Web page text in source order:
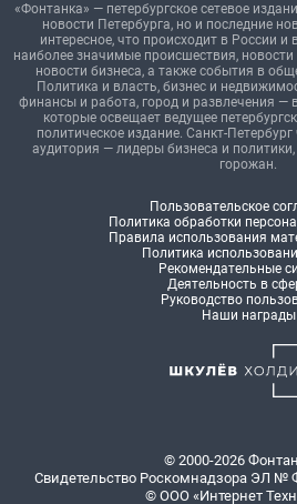
«Фонтанка» — петербургское сетевое
новости Петербурга, но и последние
интересное, что происходит в России
наиболее значимые происшествия, новости
новости бизнеса, а также события в
Политика и власть, бизнес и
финансы и работа, город и развлечения —
которые освещает ведущее
политическое издание. Санкт-
аудитория — лидеры бизнеса и
горожан.
Пользовательское
Политика обработки
Правила использования
Политика
Рекомендательные
Деятельность в
Руководство
Наши награды
© 2000-2026
Свидетельство Роскомнадзора ЭЛ №
© ООО «Интернет